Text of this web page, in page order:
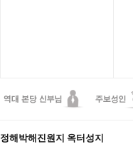
정해박해진원지 옥터성지